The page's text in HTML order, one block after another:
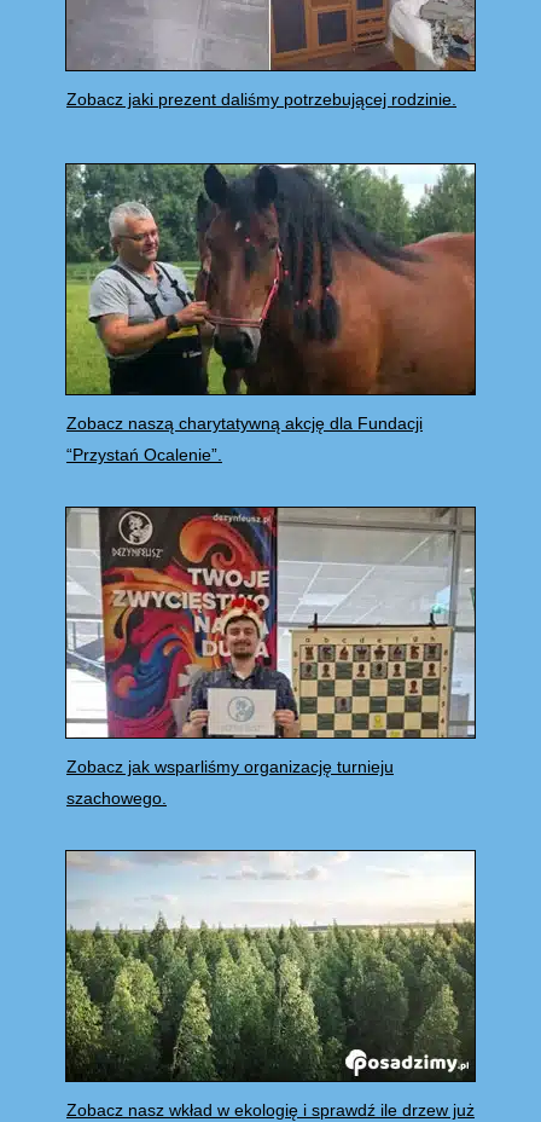
Zobacz jaki prezent daliśmy potrzebującej rodzinie.
Zobacz naszą charytatywną akcję dla Fundacji
“Przystań Ocalenie”.
Zobacz jak wsparliśmy organizację turnieju
szachowego.
Zobacz nasz wkład w ekologię i sprawdź ile drzew już